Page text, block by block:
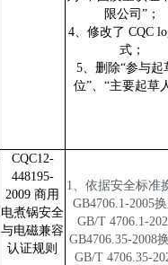
限公司”；
4、修改了 CQC
式；
5、删除“参与起
位”、“主要起草
CQC12-
448195-
2009 商用
电煮锅安全
与电磁兼容
认证规则
1 、依据安全标准
GB4706.1-2005
GB/T 4706.1-
GB4706.35-2008
GB/T 4706.35-